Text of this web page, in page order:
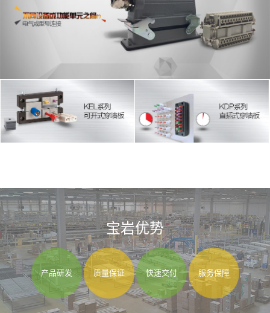
宝岩优势
产品研发 质量保证 快速交付 服务保障